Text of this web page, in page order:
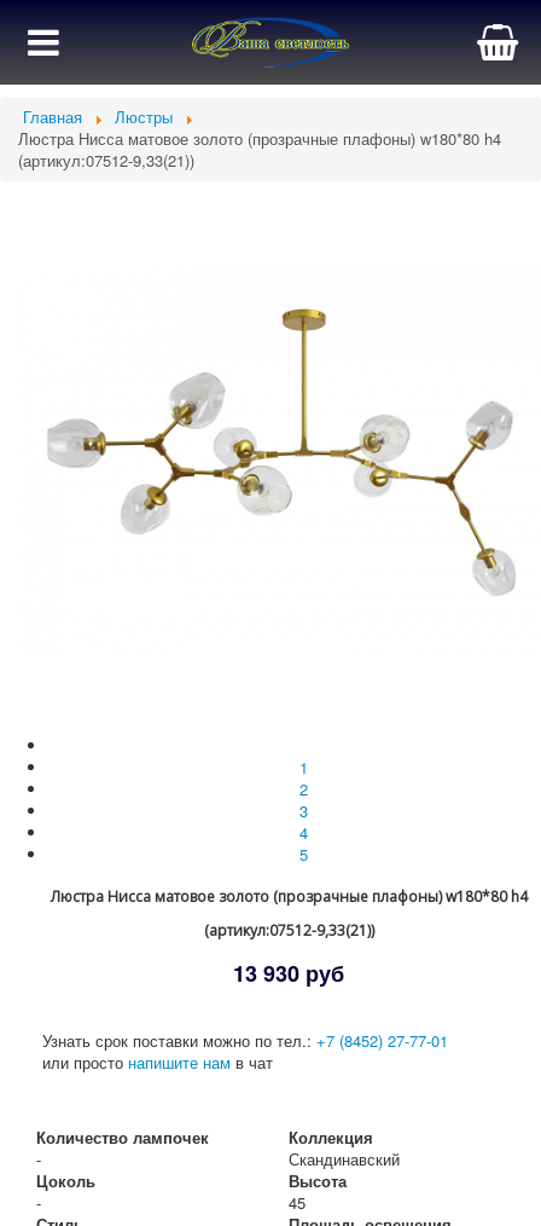
Главная
Люстры
Люстра Нисса матовое золото (прозрачные плафоны) w180*80 h4
(артикул:07512-9,33(21))
1
2
3
4
5
Люстра Нисса матовое золото (прозрачные плафоны) w180*80 h4
(артикул:07512-9,33(21))
13 930 руб
Узнать срок поставки можно по тел.: +7 (8452) 27-77-01
или просто напишите нам в чат
Количество лампочек
-
Коллекция
Скандинавский
Цоколь
-
Высота
45